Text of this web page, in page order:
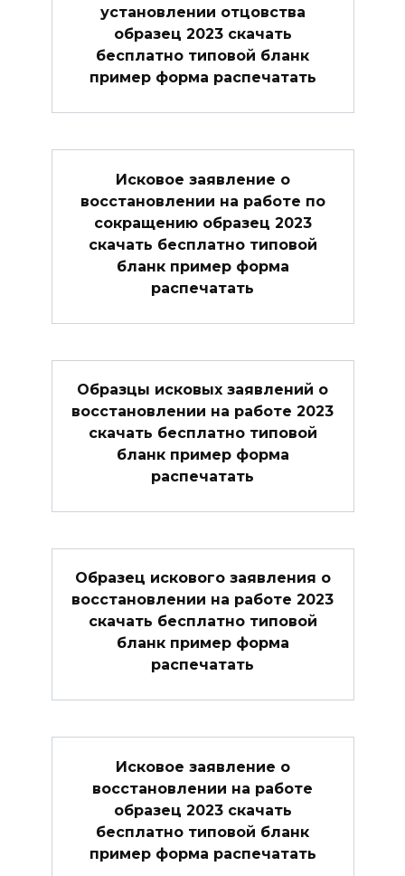
установлении отцовства
образец 2023 скачать
бесплатно типовой бланк
пример форма распечатать
Исковое заявление о
восстановлении на работе по
сокращению образец 2023
скачать бесплатно типовой
бланк пример форма
распечатать
Образцы исковых заявлений о
восстановлении на работе 2023
скачать бесплатно типовой
бланк пример форма
распечатать
Образец искового заявления о
восстановлении на работе 2023
скачать бесплатно типовой
бланк пример форма
распечатать
Исковое заявление о
восстановлении на работе
образец 2023 скачать
бесплатно типовой бланк
пример форма распечатать